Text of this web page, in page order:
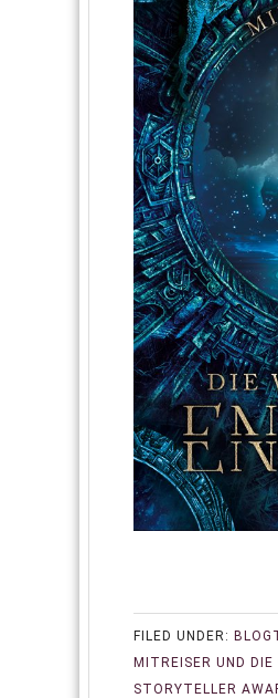
FILED UNDER:
MITREISER UND DIE
STORYTELLER